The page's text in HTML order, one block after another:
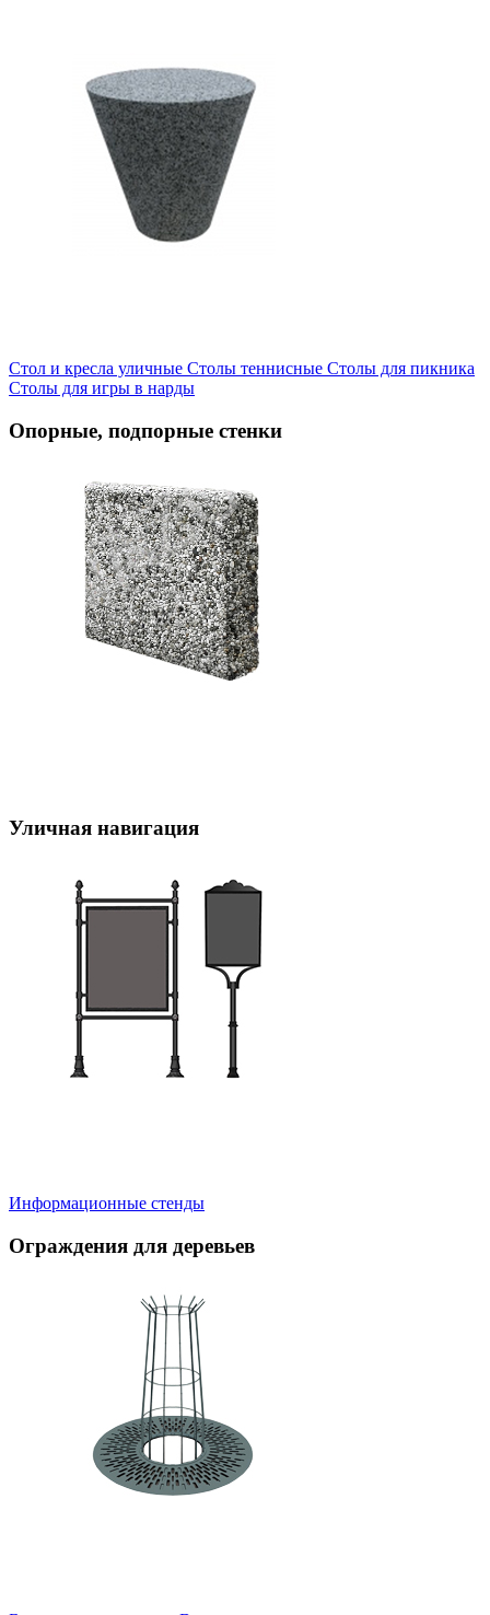
Стол и кресла уличные Cтолы теннисные Столы для пикника
Столы для игры в нарды
Опорные, подпорные стенки
Уличная навигация
Информационные стенды
Ограждения для деревьев